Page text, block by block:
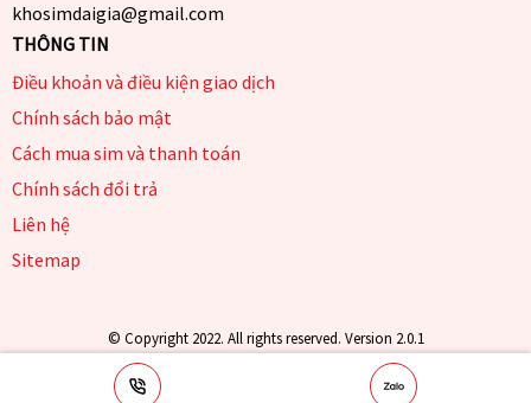
khosimdaigia@gmail.com
THÔNG TIN
Điều khoản và điều kiện giao dịch
Chính sách bảo mật
Cách mua sim và thanh toán
Chính sách đổi trả
Liên hệ
Sitemap
© Copyright 2022. All rights reserved. Version 2.0.1